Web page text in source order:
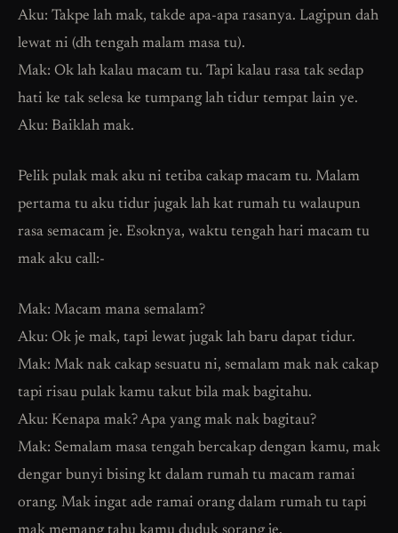
Aku: Takpe lah mak, takde apa-apa rasanya. Lagipun dah
lewat ni (dh tengah malam masa tu).
Mak: Ok lah kalau macam tu. Tapi kalau rasa tak sedap
hati ke tak selesa ke tumpang lah tidur tempat lain ye.
Aku: Baiklah mak.
Pelik pulak mak aku ni tetiba cakap macam tu. Malam
pertama tu aku tidur jugak lah kat rumah tu walaupun
rasa semacam je. Esoknya, waktu tengah hari macam tu
mak aku call:-
Mak: Macam mana semalam?
Aku: Ok je mak, tapi lewat jugak lah baru dapat tidur.
Mak: Mak nak cakap sesuatu ni, semalam mak nak cakap
tapi risau pulak kamu takut bila mak bagitahu.
Aku: Kenapa mak? Apa yang mak nak bagitau?
Mak: Semalam masa tengah bercakap dengan kamu, mak
dengar bunyi bising kt dalam rumah tu macam ramai
orang. Mak ingat ade ramai orang dalam rumah tu tapi